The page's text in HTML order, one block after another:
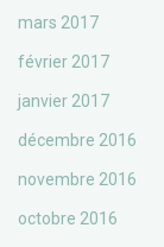
mars 2017
février 2017
janvier 2017
décembre 2016
novembre 2016
octobre 2016